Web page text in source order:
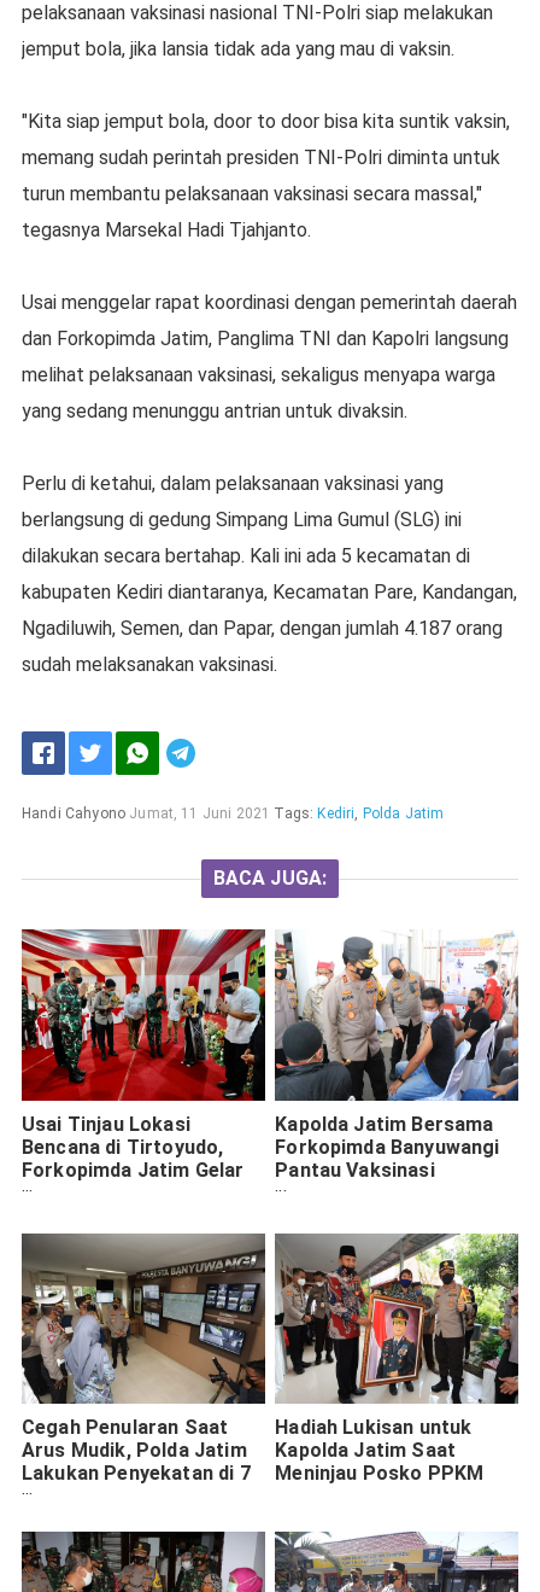
pelaksanaan vaksinasi nasional TNI-Polri siap melakukan
jemput bola, jika lansia tidak ada yang mau di vaksin.
"Kita siap jemput bola, door to door bisa kita suntik vaksin,
memang sudah perintah presiden TNI-Polri diminta untuk
turun membantu pelaksanaan vaksinasi secara massal,"
tegasnya Marsekal Hadi Tjahjanto.
Usai menggelar rapat koordinasi dengan pemerintah daerah
dan Forkopimda Jatim, Panglima TNI dan Kapolri langsung
melihat pelaksanaan vaksinasi, sekaligus menyapa warga
yang sedang menunggu antrian untuk divaksin.
Perlu di ketahui, dalam pelaksanaan vaksinasi yang
berlangsung di gedung Simpang Lima Gumul (SLG) ini
dilakukan secara bertahap. Kali ini ada 5 kecamatan di
kabupaten Kediri diantaranya, Kecamatan Pare, Kandangan,
Ngadiluwih, Semen, dan Papar, dengan jumlah 4.187 orang
sudah melaksanakan vaksinasi.
Handi Cahyono Jumat, 11 Juni 2021 Tags: Kediri, Polda Jatim
BACA JUGA:
Usai Tinjau Lokasi
Bencana di Tirtoyudo,
Forkopimda Jatim Gelar
Doa Bersama di Makodim
Kapolda Jatim Bersama
Forkopimda Banyuwangi
Pantau Vaksinasi
Pelayanan Publik
Cegah Penularan Saat
Arus Mudik, Polda Jatim
Lakukan Penyekatan di 7
Titik Perbatasan
Hadiah Lukisan untuk
Kapolda Jatim Saat
Meninjau Posko PPKM